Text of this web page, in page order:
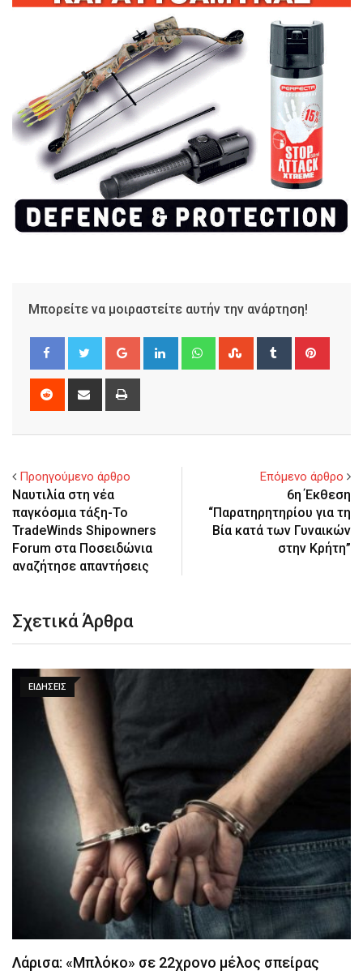
Μπορείτε να μοιραστείτε αυτήν την ανάρτηση!
Google+ LinkedIn WhatsappStumbleUpon
Tumblr
Reddit
Share
Προηγούμενο άρθρο
Ναυτιλία στη νέα
παγκόσμια τάξη-Το
TradeWinds Shipowners
Forum στα Ποσειδώνια
αναζήτησε απαντήσεις
Επόμενο άρθρο
6η Έκθεση
“Παρατηρητηρίου για τη
Βία κατά των Γυναικών
στην Κρήτη”
Σχετικά Άρθρα
ΕΙΔΉΣΕΙΣ
Λάρισα: «Μπλόκο» σε 22χρονο μέλος σπείρας